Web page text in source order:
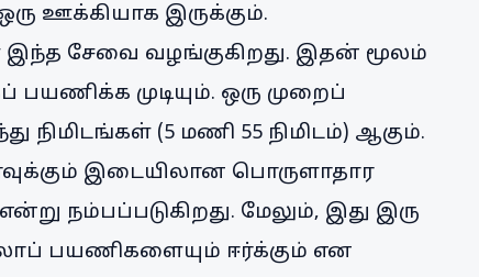
ஊக்கியாக இருக்கும்.
இந்த சேவை வழங்குகிறது. இதன் மூலம்
முடியும். ஒரு முறைப்
நிமிடங்கள் (5 மணி 55 நிமிடம்) ஆகும்.
இடையிலான பொருளாதார
நம்பப்படுகிறது. மேலும், இது இரு
பயணிகளையும் ஈர்க்கும் என